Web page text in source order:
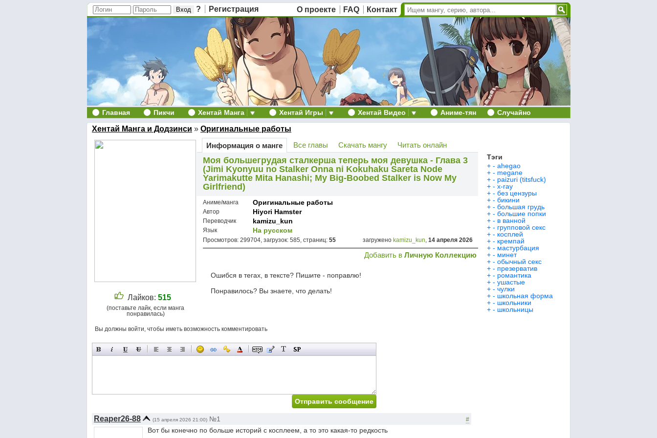
? Регистрация О проекте FAQ Контакт
Главная Пикчи Хентай Манга Хентай Игры Хентай Видео Аниме-тян Случайно
Хентай Манга и Додзинси » Оригинальные работы
Лайков: 515
(поставьте лайк, если манга
понравилась)
Информация о манге Все главы Скачать мангу Читать онлайн
Моя большегрудая сталкерша теперь моя девушка - Глава 3
(Jimi Kyonyuu no Stalker Onna ni Kokuhaku Sareta Node
Yarimakutte Mita Hanashi; My Big-Boobed Stalker is Now My
Girlfriend)
Аниме/манга Оригинальные работы
Автор Hiyori Hamster
Переводчик kamizu_kun
Язык На русском
Просмотров: 299704, загрузок: 585, страниц: 55 загружено kamizu_kun, 14 апреля 2026
Добавить в Личную Коллекцию
Ошибся в тегах, в тексте? Пишите - поправлю!
Понравилось? Вы знаете, что делать!
Вы должны войти, чтобы иметь возможность комментировать
Reaper26-88 (15 апреля 2026 21:00) №1 #
Вот бы конечно по больше историй с косплеем, а то это какая-то редкость
Тэги
+ - ahegao
+ - megane
+ - paizuri (titsfuck)
+ - x-ray
+ - без цензуры
+ - бикини
+ - большая грудь
+ - большие попки
+ - в ванной
+ - групповой секс
+ - косплей
+ - кремпай
+ - мастурбация
+ - минет
+ - обычный секс
+ - презерватив
+ - романтика
+ - ушастые
+ - чулки
+ - школьная форма
+ - школьники
+ - школьницы